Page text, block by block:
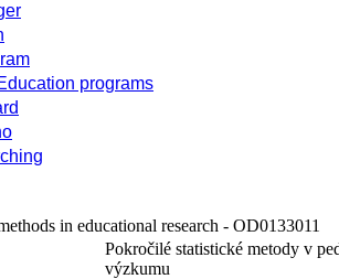
programs
in educational research - OD0133011
Pokročilé statistické metody v
výzkumu